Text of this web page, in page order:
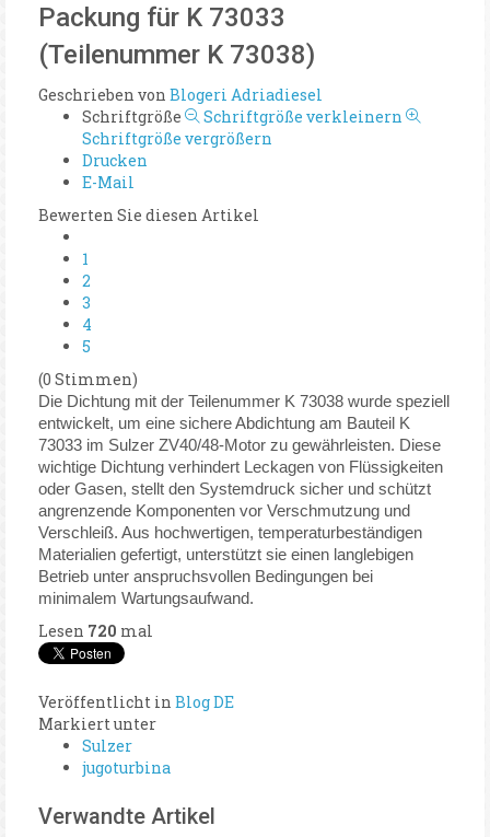
Packung für K 73033
(Teilenummer K 73038)
Geschrieben von Blogeri Adriadiesel
Schriftgröße
Schriftgröße verkleinern
Schriftgröße vergrößern
Drucken
E-Mail
Bewerten Sie diesen Artikel
1
2
3
4
5
(0 Stimmen)
Die Dichtung mit der Teilenummer K 73038 wurde speziell
entwickelt, um eine sichere Abdichtung am Bauteil K
73033 im Sulzer ZV40/48-Motor zu gewährleisten. Diese
wichtige Dichtung verhindert Leckagen von Flüssigkeiten
oder Gasen, stellt den Systemdruck sicher und schützt
angrenzende Komponenten vor Verschmutzung und
Verschleiß. Aus hochwertigen, temperaturbeständigen
Materialien gefertigt, unterstützt sie einen langlebigen
Betrieb unter anspruchsvollen Bedingungen bei
minimalem Wartungsaufwand.
Lesen 720 mal
Veröffentlicht in Blog DE
Markiert unter
Sulzer
jugoturbina
Verwandte Artikel